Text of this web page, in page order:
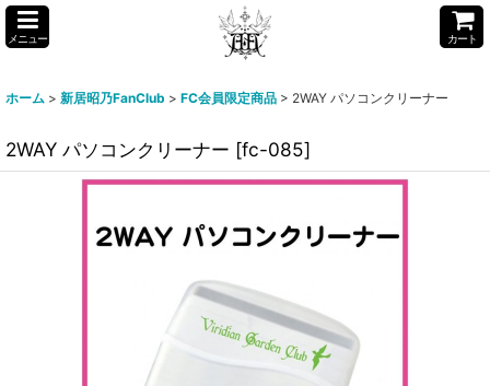
メニュー カート
ホーム > 新居昭乃FanClub > FC会員限定商品 > 2WAY パソコンクリーナー
2WAY パソコンクリーナー [fc-085]